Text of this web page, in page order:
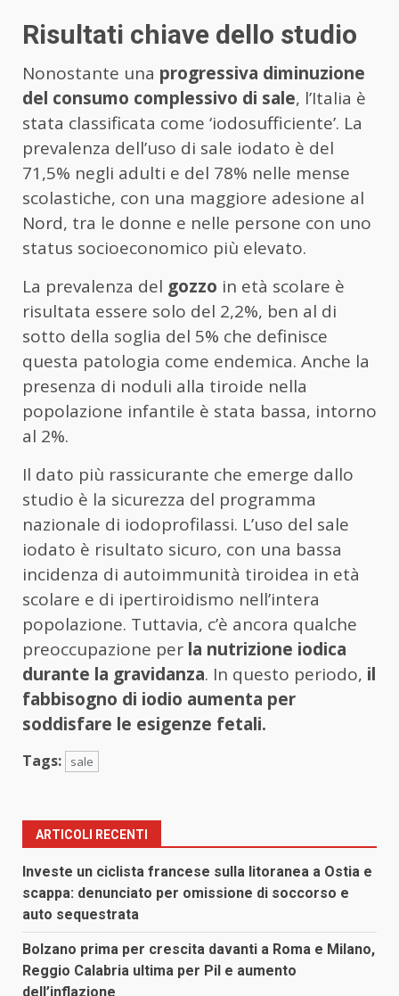
Risultati chiave dello studio
Nonostante una progressiva diminuzione
del consumo complessivo di sale, l’Italia è
stata classificata come ‘iodosufficiente’. La
prevalenza dell’uso di sale iodato è del
71,5% negli adulti e del 78% nelle mense
scolastiche, con una maggiore adesione al
Nord, tra le donne e nelle persone con uno
status socioeconomico più elevato.
La prevalenza del gozzo in età scolare è
risultata essere solo del 2,2%, ben al di
sotto della soglia del 5% che definisce
questa patologia come endemica. Anche la
presenza di noduli alla tiroide nella
popolazione infantile è stata bassa, intorno
al 2%.
Il dato più rassicurante che emerge dallo
studio è la sicurezza del programma
nazionale di iodoprofilassi. L’uso del sale
iodato è risultato sicuro, con una bassa
incidenza di autoimmunità tiroidea in età
scolare e di ipertiroidismo nell’intera
popolazione. Tuttavia, c’è ancora qualche
preoccupazione per la nutrizione iodica
durante la gravidanza. In questo periodo, il
fabbisogno di iodio aumenta per
soddisfare le esigenze fetali.
Tags: sale
ARTICOLI RECENTI
Investe un ciclista francese sulla litoranea a Ostia e
scappa: denunciato per omissione di soccorso e
auto sequestrata
Bolzano prima per crescita davanti a Roma e Milano,
Reggio Calabria ultima per Pil e aumento
dell’inflazione